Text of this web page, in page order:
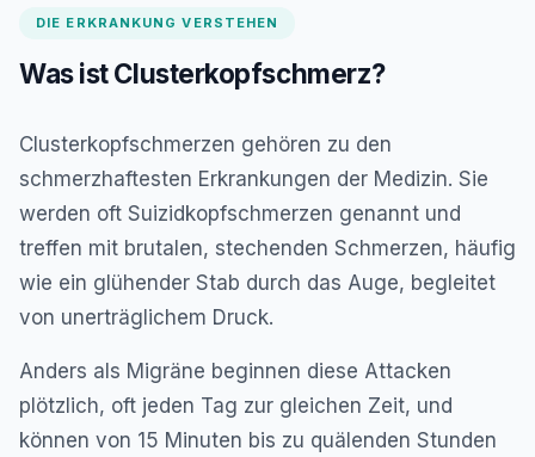
DIE ERKRANKUNG VERSTEHEN
Was ist Clusterkopfschmerz?
Clusterkopfschmerzen gehören zu den
schmerzhaftesten Erkrankungen der Medizin. Sie
werden oft Suizidkopfschmerzen genannt und
treffen mit brutalen, stechenden Schmerzen, häufig
wie ein glühender Stab durch das Auge, begleitet
von unerträglichem Druck.
Anders als Migräne beginnen diese Attacken
plötzlich, oft jeden Tag zur gleichen Zeit, und
können von 15 Minuten bis zu quälenden Stunden